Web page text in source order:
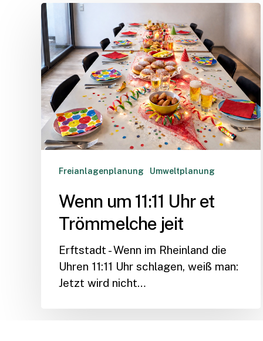
Wenn
um
11:11
Uhr
et
Trömmelche
jeit
Freianlagenplanung Umweltplanung
Wenn um 11:11 Uhr et
Trömmelche jeit
Erftstadt - Wenn im Rheinland die
Uhren 11:11 Uhr schlagen, weiß man:
Jetzt wird nicht…